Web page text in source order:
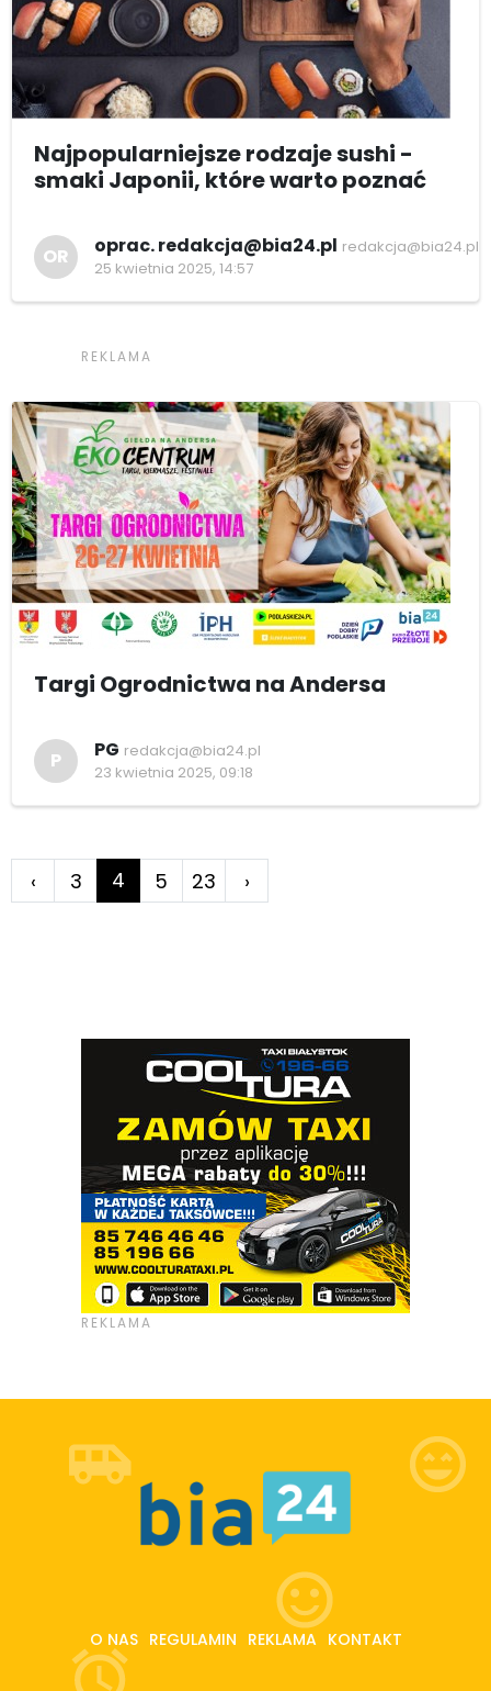
Najpopularniejsze rodzaje sushi -
smaki Japonii, które warto poznać
OR oprac. redakcja@bia24.pl redakcja@bia24.pl
25 kwietnia 2025, 14:57
Targi Ogrodnictwa na Andersa
P PG redakcja@bia24.pl
23 kwietnia 2025, 09:18
‹ 3 4 5 23 ›
O NAS REGULAMIN REKLAMA KONTAKT